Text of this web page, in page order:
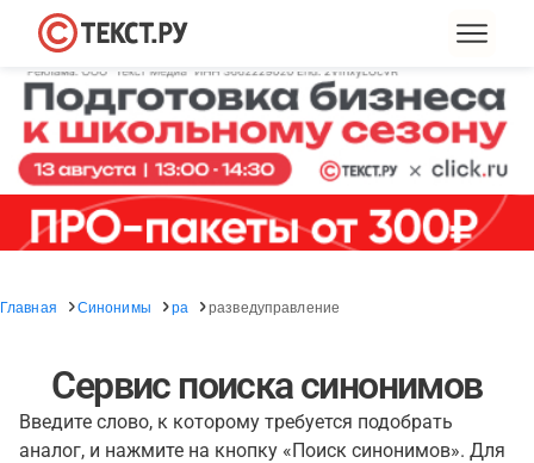
Главная Синонимы ра разведуправление
Сервис поиска синонимов
Введите слово, к которому требуется подобрать
аналог, и нажмите на кнопку «Поиск синонимов». Для